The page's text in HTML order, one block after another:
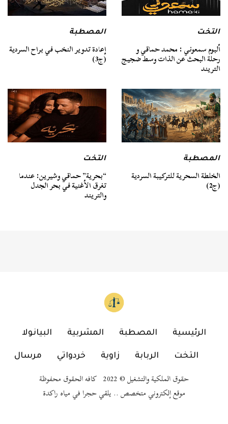
التخت
ألبوم سمعوني : محمد حماقي و
رحلة البحث عن الذات وسط ضجيج
التريند
المصطبة
إعادة تدوير النخب في براح السردية
(ج3)
المصطبة
الخلطة السحرية للتركيبة السردية
(ج2)
التخت
“بحرية” حماقي وشيرين: عندما
تغرق الأغنية في بحر الجدل
والتريند
الرئيسية المصطبة المشربية البيانولا
التخت الربابة زاوية خردواتي مرسال
حقوق الملكية والتشغيل © 2022 كافه الحقوق محفوظة
موقع إلكتروني متخصص .. يلقي حجرا في مياه راكدة